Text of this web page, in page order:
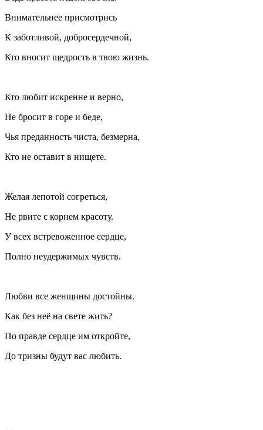
Внимательнее присмотрись
К заботливой, добросердечной,
Кто вносит щедрость в твою жизнь.
Кто любит искренне и верно,
Не бросит в горе и беде,
Чья преданность чиста, безмерна,
Кто не оставит в нищете.
Желая лепотой согреться,
Не рвите с корнем красоту.
У всех встревоженное сердце,
Полно неудержимых чувств.
Любви все женщины достойны.
Как без неё на свете жить?
По правде сердце им откройте,
До тризны будут вас любить.